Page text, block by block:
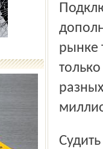
Подключив предприятие к целевой адресной программе
рынке
Судить об отдаче от этих денег, о том, как оживают цеха,